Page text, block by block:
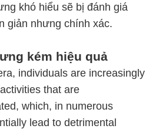
khó hiểu sẽ bị đánh giá
giản nhưng chính xác.
kém hiệu quả
individuals are increasingly
that are
which, in numerous
lead to detrimental